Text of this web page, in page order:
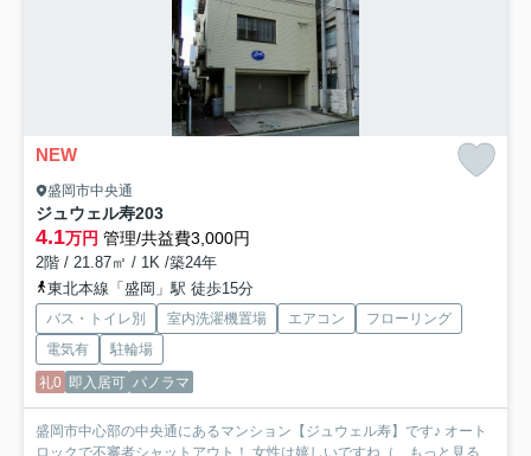
NEW
盛岡市中央通
ジュウェル寿203
4.1万円 管理/共益費3,000円
2階 / 21.87㎡ / 1K /築24年
東北本線「盛岡」駅 徒歩15分
バス・トイレ別 室内洗濯機置場 エアコン
フローリング
電気有
駐輪場
礼0 即入居可 パノラマ
盛岡市中心部の中央通にあるマンション【ジュウェル寿】です♪ オート
ロックで不審者シャットアウト！ 女性は嬉しいですね（...
もっと見る